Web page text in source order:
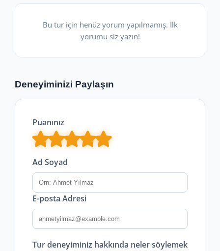
Bu tur için henüz yorum yapılmamış. İlk
yorumu siz yazın!
Deneyiminizi Paylaşın
Puanınız
Ad Soyad
E-posta Adresi
Tur deneyiminiz hakkında neler söylemek